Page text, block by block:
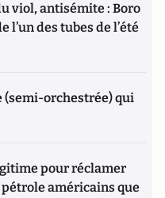
viol, antisémite : Boro
l’un des tubes de l’été
orchestrée) qui
pour réclamer
américains que